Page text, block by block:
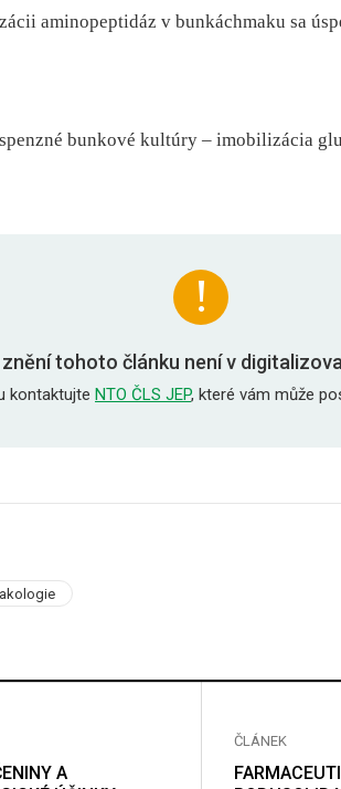
aminopeptidáz v bunkáchmaku sa
bunkové kultúry –⁠ imobilizácia
znění tohoto článku není v
kontaktujte NTO ČLS JEP, které vám může
A
ČLÁNEK